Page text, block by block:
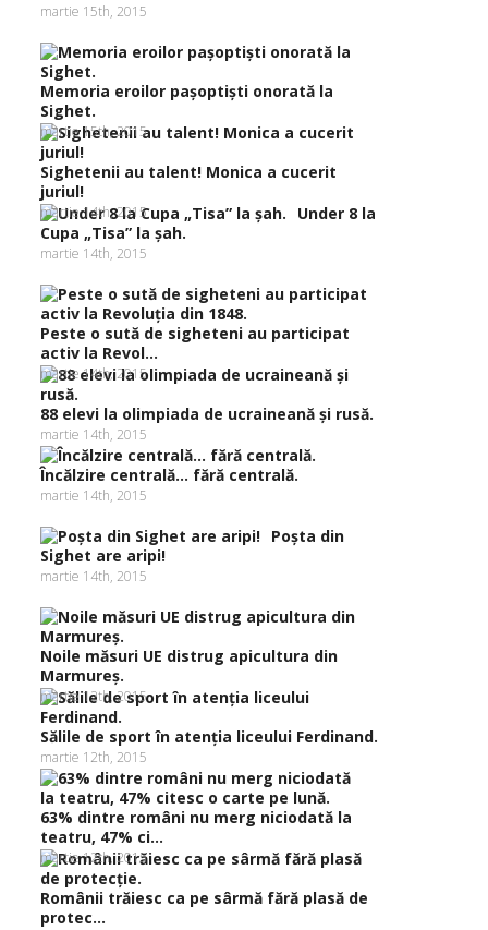
martie 15th, 2015
Memoria eroilor paşoptişti onorată la
Sighet.
martie 15th, 2015
Sighetenii au talent! Monica a cucerit
juriul!
martie 14th, 2015
Under 8 la
Cupa „Tisa” la şah.
martie 14th, 2015
Peste o sută de sigheteni au participat
activ la Revol...
martie 14th, 2015
88 elevi la olimpiada de ucraineană şi rusă.
martie 14th, 2015
Încălzire centrală… fără centrală.
martie 14th, 2015
Poşta din
Sighet are aripi!
martie 14th, 2015
Noile măsuri UE distrug apicultura din
Marmureş.
martie 12th, 2015
Sălile de sport în atenţia liceului Ferdinand.
martie 12th, 2015
63% dintre români nu merg niciodată la
teatru, 47% ci...
martie 12th, 2015
Românii trăiesc ca pe sârmă fără plasă de
protec...